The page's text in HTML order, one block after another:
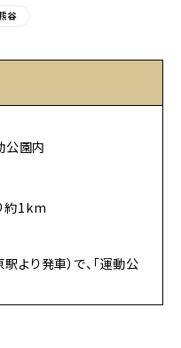
谷
公園内
約1km
より発車）で、「運動公